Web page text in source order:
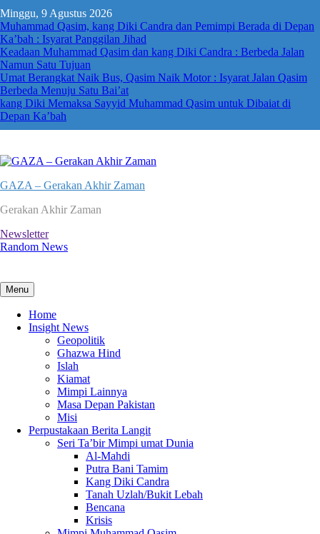
to
content
Minggu, 9 Agustus 2026
Muhammad Qasim, kang Diki Candra dan Pemimpi Berada di Depan
Ka’bah : Isyarat Panggilan Jihad
Keadaan Muhammad Qasim dan kang Diki Candra : Berbeda Jalan
Namun Satu Tujuan
Umat Berangkat Naik Bus, Qasim Naik Motor : Isyarat Jalan Qasim
Berbeda Menuju Satu Bai’at
kang Diki Memaksa Sayyid Muhammad Qasim untuk Dibaiat di
Depan Ka’bah
GAZA – Gerakan Akhir Zaman
Gerakan Akhir Zaman
Newsletter
Random News
Menu
Home
Insight News
Geopolitik
Ghazwa Hind
Islah
Kiamat
Mimpi Lainnya
Masa Depan Pakistan
Misi
Perpustakaan Berita Langit
Seri Ta’bir Mimpi umat Dunia
Al-Mahdi
Putra Bani Tamim
Kang Diki Candra
Tanah Uzlah/Bukit Lebah
Bencana
Krisis